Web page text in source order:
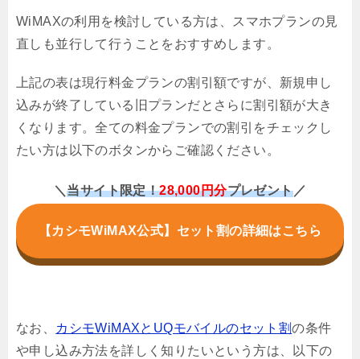
WiMAXの利用を検討している方は、スマホプランの見
直しも並行して行うことをおすすめします。
上記の表は現行料金プランの割引額ですが、新規申し
込みが終了している旧プランだとさらに割引額が大き
くなります。全ての料金プランでの割引をチェックし
たい方は以下のボタンからご確認ください。
＼当サイト限定！28,000円分プレゼント／
【カシモWiMAX公式】セット割の詳細はこちら
なお、 カシモWiMAXとUQモバイルのセット割の条件
や申し込み方法を詳しく知りたいという方は、以下の